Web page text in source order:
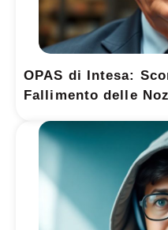
OPAS di Intesa:
Fallimento delle